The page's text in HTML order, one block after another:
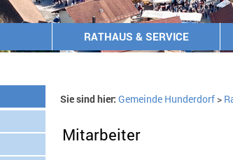
RATHAUS & SERVICE
Sie sind hier: Gemeinde Hunderdorf>
Mitarbeiter